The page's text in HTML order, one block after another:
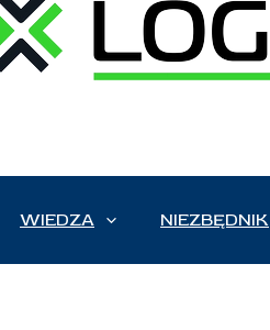
WIEDZA NIEZBĘDNIK